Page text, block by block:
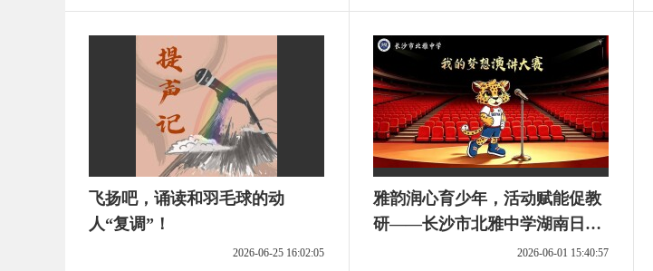
飞扬吧，诵读和羽毛球的动
人“复调”！
2026-06-25 16:02:05
雅韵润心育少年，活动赋能促教
研——长沙市北雅中学湖南日报
朗读者主题活动侧记2026-06-01 15:40:57